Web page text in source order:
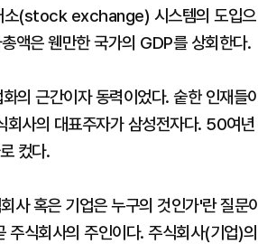
소(stock exchange) 시스템의 도입으
액은 웬만한 국가의 GDP를 상회한다.
의 근간이자 동력이었다. 숱한 인재들이
회사의 대표주자가 삼성전자다. 50여년
컸다.
사 혹은 기업은 누구의 것인가'란 질문이
식회사의 주인이다. 주식회사(기업)의